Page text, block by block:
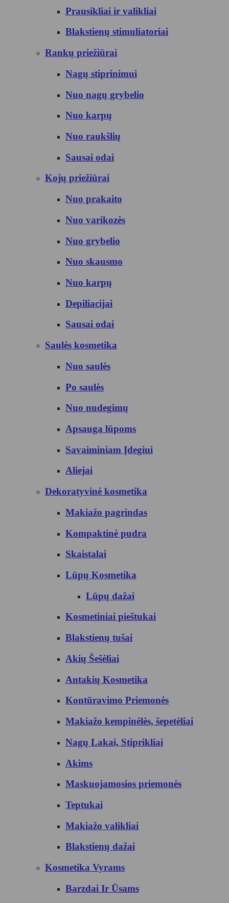
Prausikliai ir valikliai
Blakstienų stimuliatoriai
Rankų priežiūrai
Nagų stiprinimui
Nuo nagų grybelio
Nuo karpų
Nuo raukšlių
Sausai odai
Kojų priežiūrai
Nuo prakaito
Nuo varikozės
Nuo grybelio
Nuo skausmo
Nuo karpų
Depiliacijai
Sausai odai
Saulės kosmetika
Nuo saulės
Po saulės
Nuo nudegimų
Apsauga lūpoms
Savaiminiam Įdegiui
Aliejai
Dekoratyvinė kosmetika
Makiažo pagrindas
Kompaktinė pudra
Skaistalai
Lūpų Kosmetika
Lūpų dažai
Kosmetiniai pieštukai
Blakstienų tušai
Akių Šešėliai
Antakių Kosmetika
Kontūravimo Priemonės
Makiažo kempinėlės, šepetėliai
Nagų Lakai, Stiprikliai
Akims
Maskuojamosios priemonės
Teptukai
Makiažo valikliai
Blakstienų dažai
Kosmetika Vyrams
Barzdai Ir Ūsams